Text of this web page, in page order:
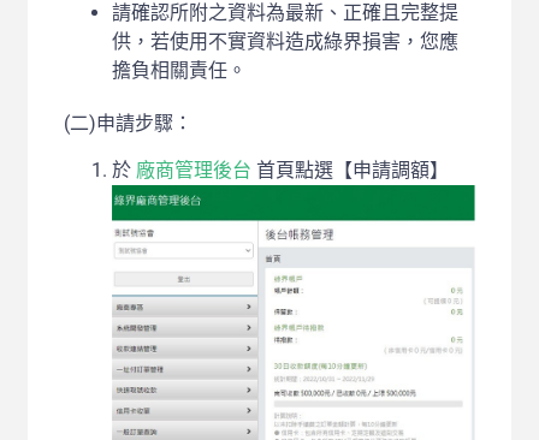
請確認所附之資料為最新、正確且完整提
供，若使用不實資料造成綠界損害，您應
擔負相關責任。
(二)申請步驟：
於廠商管理後台 首頁點選【申請調額】